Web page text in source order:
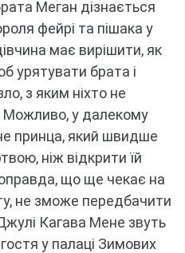
Меган дізнається
фейрі та пішака у
має вирішити, як
урятувати брата і
з яким ніхто не
Можливо, у далекому
принца, який швидше
ніж відкрити їй
що ще чекає на
не зможе передбачити
Кагава Мене звуть
у палаці Зимових